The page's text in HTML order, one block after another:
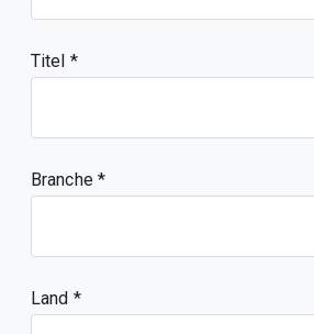
Titel
Branche *
Land *